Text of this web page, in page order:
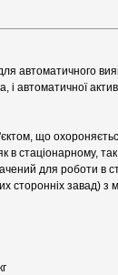
автоматичного
і автоматичної
що
стаціонарному, так
для роботи в
сторонніх завад) з